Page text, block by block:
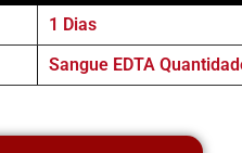
1 Dias
Sangue EDTA